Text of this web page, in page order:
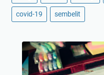
covid-19 sembelit